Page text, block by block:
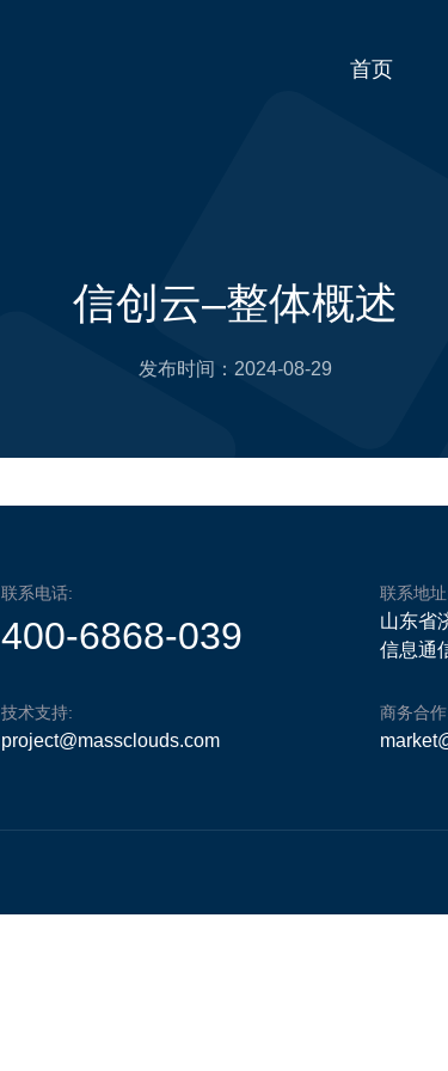
首页
信创云–整体概述
发布时间： 2024-08-29
联系电话:
400-6868-039
技术支持:
project@massclouds.com
联系地
山东省
信息通
商务合